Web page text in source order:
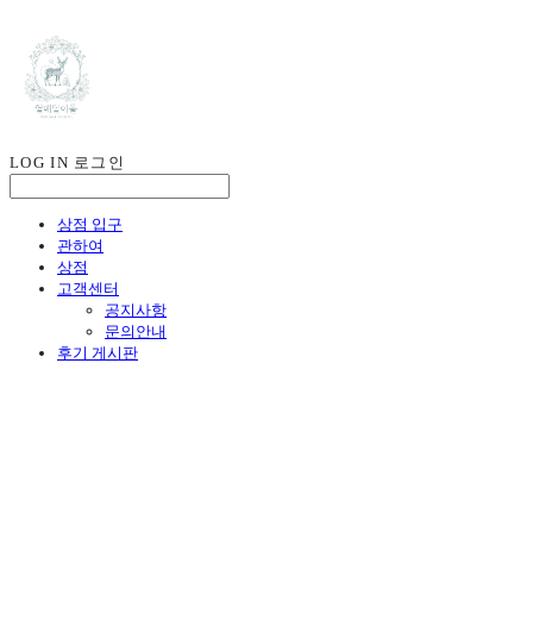
LOG IN 로그인
상점 입구
관하여
상점
고객센터
공지사항
문의안내
후기 게시판